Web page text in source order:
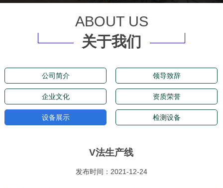
ABOUT US
关于我们
公司简介 领导致辞
企业文化 资质荣誉
设备展示 检测设备
V法生产线
发布时间：2021-12-24